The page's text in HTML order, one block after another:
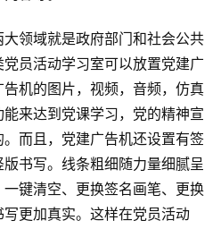
领域就是政府部门和社会公共
员活动学习室可以放置党建广
机的图片，视频，音频，仿真
来达到党课学习，党的精神宣
而且，党建广告机还设置有签
书写。线条粗细随力量细腻呈
键清空、更换签名画笔、更换
更加真实。这样在党员活动